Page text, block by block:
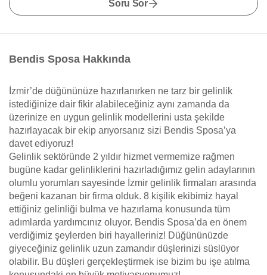
Soru Sor
Bendis Sposa Hakkında
İzmir’de düğününüze hazırlanırken ne tarz bir gelinlik
istediğinize dair fikir alabileceğiniz aynı zamanda da
üzerinize en uygun gelinlik modellerini usta şekilde
hazırlayacak bir ekip arıyorsanız sizi Bendis Sposa’ya
davet ediyoruz!
Gelinlik sektöründe 2 yıldır hizmet vermemize rağmen
bugüne kadar gelinliklerini hazırladığımız gelin adaylarının
olumlu yorumları sayesinde İzmir gelinlik firmaları arasında
beğeni kazanan bir firma olduk. 8 kişilik ekibimiz hayal
ettiğiniz gelinliği bulma ve hazırlama konusunda tüm
adımlarda yardımcınız oluyor. Bendis Sposa’da en önem
verdiğimiz şeylerden biri hayalleriniz! Düğününüzde
giyeceğiniz gelinlik uzun zamandır düşlerinizi süslüyor
olabilir. Bu düşleri gerçekleştirmek ise bizim bu işe atılma